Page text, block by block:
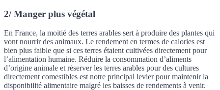
2/ Manger plus végétal
En France, la moitié des terres arables sert à produire des plantes qui
vont nourrir des animaux. Le rendement en termes de calories est
bien plus faible que si ces terres étaient cultivées directement pour
l’alimentation humaine. Réduire la consommation d’aliments
d’origine animale et réserver les terres arables pour des cultures
directement comestibles est notre principal levier pour maintenir la
disponibilité alimentaire malgré les baisses de rendements à venir.